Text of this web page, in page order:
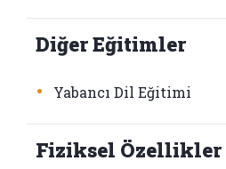
Diğer Eğitimler
• Yabancı Dil Eğitimi
Fiziksel Özellikler